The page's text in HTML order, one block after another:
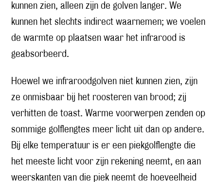
kunnen zien, alleen zijn de golven langer. We
kunnen het slechts indirect waarnemen; we voelen
de warmte op plaatsen waar het infrarood is
geabsorbeerd.
Hoewel we infraroodgolven niet kunnen zien, zijn
ze onmisbaar bij het roosteren van brood; zij
verhitten de toast. Warme voorwerpen zenden op
sommige golflengtes meer licht uit dan op andere.
Bij elke temperatuur is er een piekgolflengte die
het meeste licht voor zijn rekening neemt, en aan
weerskanten van die piek neemt de hoeveelheid